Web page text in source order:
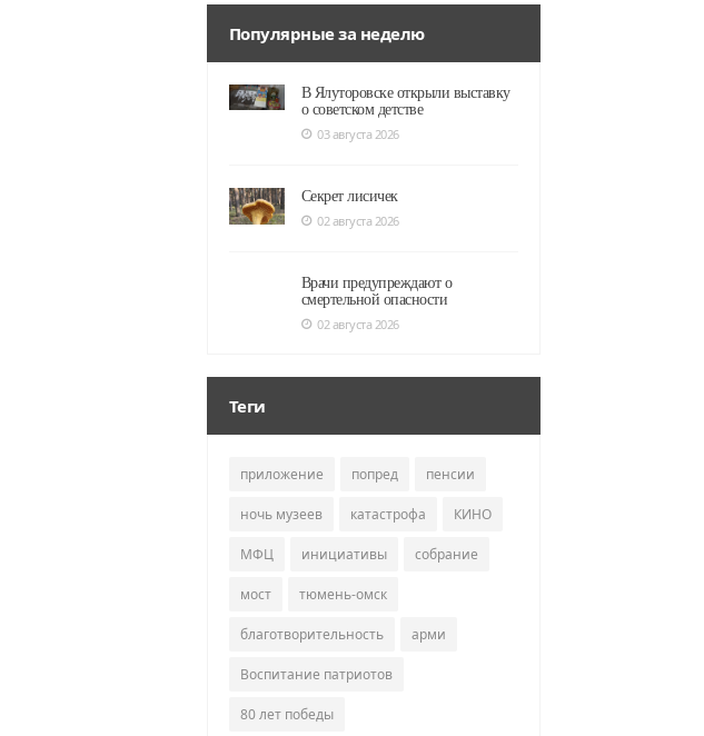
Популярные за неделю
В Ялуторовске открыли выставку
о советском детстве
03 августа 2026
Секрет лисичек
02 августа 2026
Врачи предупреждают о
смертельной опасности
02 августа 2026
Теги
приложение попред пенсии
ночь музеев катастрофа КИНО
МФЦ инициативы собрание
мост тюмень-омск
благотворительность арми
Воспитание патриотов
80 лет победы